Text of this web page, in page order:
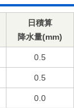
日積算
降水量(mm)
0.5
0.5
0.0